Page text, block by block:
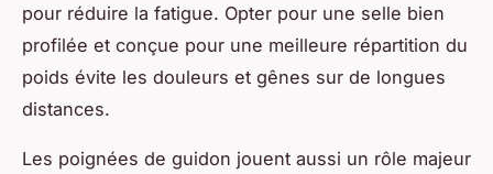
pour réduire la fatigue. Opter pour une selle bien
profilée et conçue pour une meilleure répartition du
poids évite les douleurs et gênes sur de longues
distances.
Les poignées de guidon jouent aussi un rôle majeur